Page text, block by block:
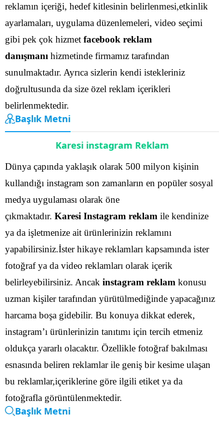
reklamın içeriği, hedef kitlesinin belirlenmesi,etkinlik
ayarlamaları, uygulama düzenlemeleri, video seçimi
gibi pek çok hizmet facebook reklam
danışmanı hizmetinde firmamız tarafından
sunulmaktadır. Ayrıca sizlerin kendi istekleriniz
doğrultusunda da size özel reklam içerikleri
belirlenmektedir.
Başlık Metni
Karesi instagram Reklam
Dünya çapında yaklaşık olarak 500 milyon kişinin
kullandığı instagram son zamanların en popüler sosyal
medya uygulaması olarak öne
çıkmaktadır. Karesi Instagram reklam ile kendinize
ya da işletmenize ait ürünlerinizin reklamını
yapabilirsiniz.İster hikaye reklamları kapsamında ister
fotoğraf ya da video reklamları olarak içerik
belirleyebilirsiniz. Ancak instagram reklam konusu
uzman kişiler tarafından yürütülmediğinde yapacağınız
harcama boşa gidebilir. Bu konuya dikkat ederek,
instagram’ı ürünlerinizin tanıtımı için tercih etmeniz
oldukça yararlı olacaktır. Özellikle fotoğraf bakılması
esnasında beliren reklamlar ile geniş bir kesime ulaşan
bu reklamlar,içeriklerine göre ilgili etiket ya da
fotoğrafla görüntülenmektedir.
Başlık Metni